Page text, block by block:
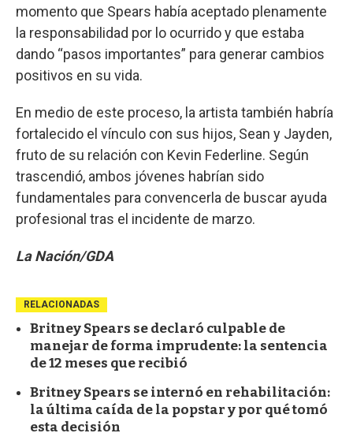
momento que Spears había aceptado plenamente
la responsabilidad por lo ocurrido y que estaba
dando “pasos importantes” para generar cambios
positivos en su vida.
En medio de este proceso, la artista también habría
fortalecido el vínculo con sus hijos, Sean y Jayden,
fruto de su relación con Kevin Federline. Según
trascendió, ambos jóvenes habrían sido
fundamentales para convencerla de buscar ayuda
profesional tras el incidente de marzo.
La Nación/GDA
RELACIONADAS
Britney Spears se declaró culpable de
manejar de forma imprudente: la sentencia
de 12 meses que recibió
Britney Spears se internó en rehabilitación:
la última caída de la popstar y por qué tomó
esta decisión